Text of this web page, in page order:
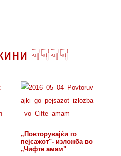
☟☟☟☟
„Повторувајќи го
пејсажот"- изложба во
„Чифте амам"